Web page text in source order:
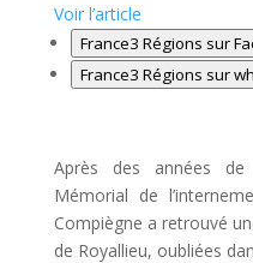
Voir l’article
France3 Régions sur
France3 Régions sur
Après des années
Mémorial de
Compiègne a retrouvé
de Royallieu, oubliées